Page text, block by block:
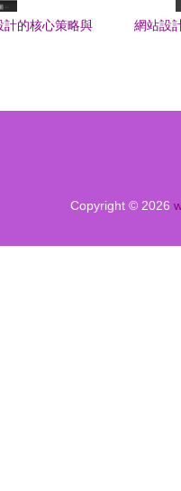
計的核心策略與
網站設
Copyright © 2026